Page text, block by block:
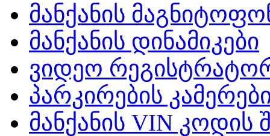
მანქანის
მანქანის დინამიკები
ვიდეო
პარკირების
მანქანის VIN კოდის